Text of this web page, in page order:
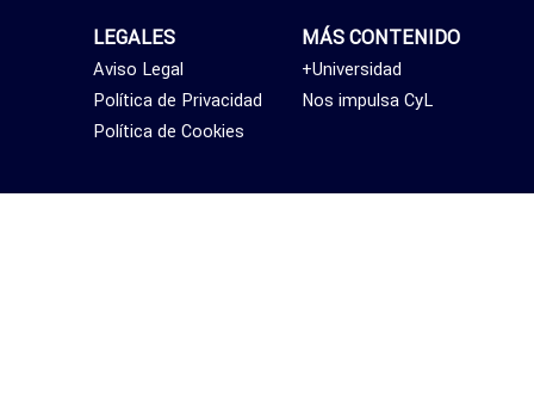
MÁS CONTENIDO
+Universidad
Nos impulsa CyL
LEGALES
Aviso Legal
Política de Privacidad
Política de Cookies